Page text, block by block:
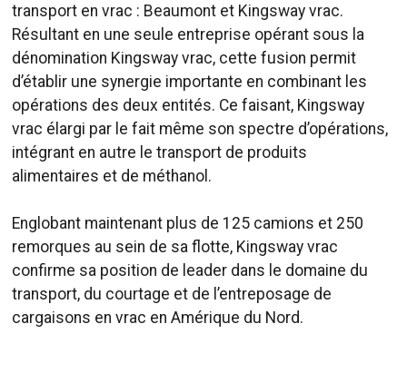
transport en vrac : Beaumont et Kingsway vrac.
Résultant en une seule entreprise opérant sous la
dénomination Kingsway vrac, cette fusion permit
d’établir une synergie importante en combinant les
opérations des deux entités. Ce faisant, Kingsway
vrac élargi par le fait même son spectre d’opérations,
intégrant en autre le transport de produits
alimentaires et de méthanol.
Englobant maintenant plus de 125 camions et 250
remorques au sein de sa flotte, Kingsway vrac
confirme sa position de leader dans le domaine du
transport, du courtage et de l’entreposage de
cargaisons en vrac en Amérique du Nord.